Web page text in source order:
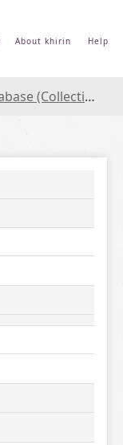
About khirin Help
Museum of Japanese History)